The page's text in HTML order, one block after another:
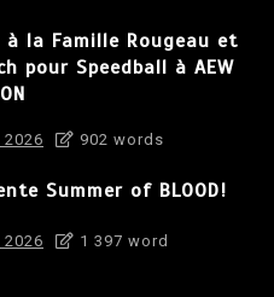
à la Famille Rougeau et
pour Speedball à AEW
902 words
Summer of BLOOD!
1 397 word